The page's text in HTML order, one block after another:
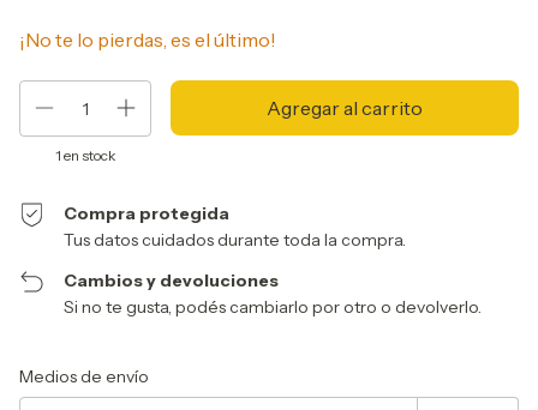
¡No te lo pierdas, es el último!
1 en stock
Compra protegida
Tus datos cuidados durante toda la compra.
Cambios y devoluciones
Si no te gusta, podés cambiarlo por otro o devolverlo.
Entregas para el CP:
Medios de envío